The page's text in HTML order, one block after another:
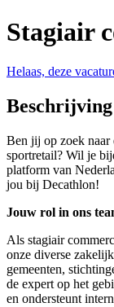
Stagiair
Helaas, deze
Beschrijving
Ben jij op zoek naar
sportretail? Wil je
platform van
jou bij Decathlon!
Jouw rol in ons
Als stagiair
onze diverse
gemeenten,
de expert op het
en ondersteunt